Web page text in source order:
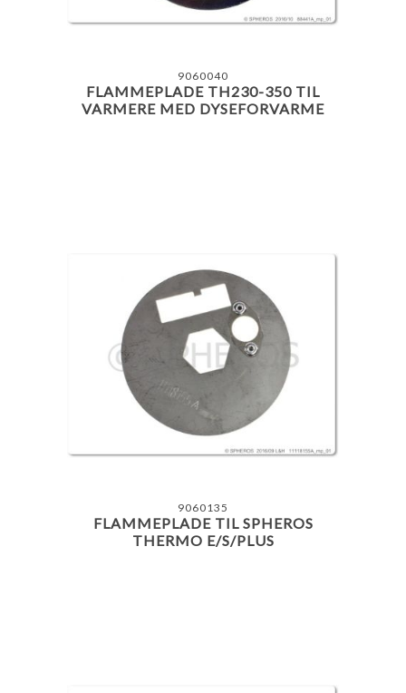
9060040
FLAMMEPLADE TH230-350 TIL
VARMERE MED DYSEFORVARME
9060135
FLAMMEPLADE TIL SPHEROS
THERMO E/S/PLUS